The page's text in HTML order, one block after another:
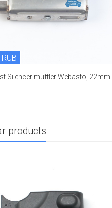
Silencer muffler Webasto, 22mm.
products